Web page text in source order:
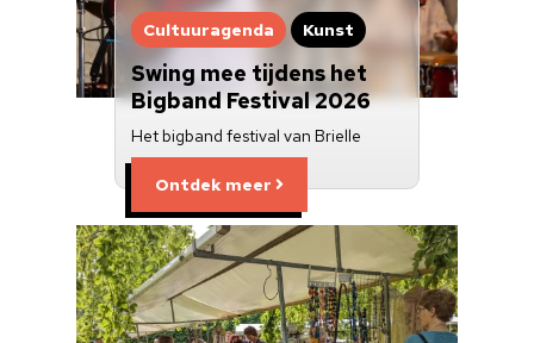
Cultuuragenda Kunst
Swing mee tijdens het
Bigband Festival 2026
Het bigband festival van Brielle
Ontdek meer